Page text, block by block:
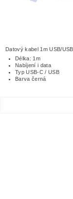
Datový kabel 1m USB/
Délka: 1m
Nabíjení i data
Typ USB-C / USB
Barva černá